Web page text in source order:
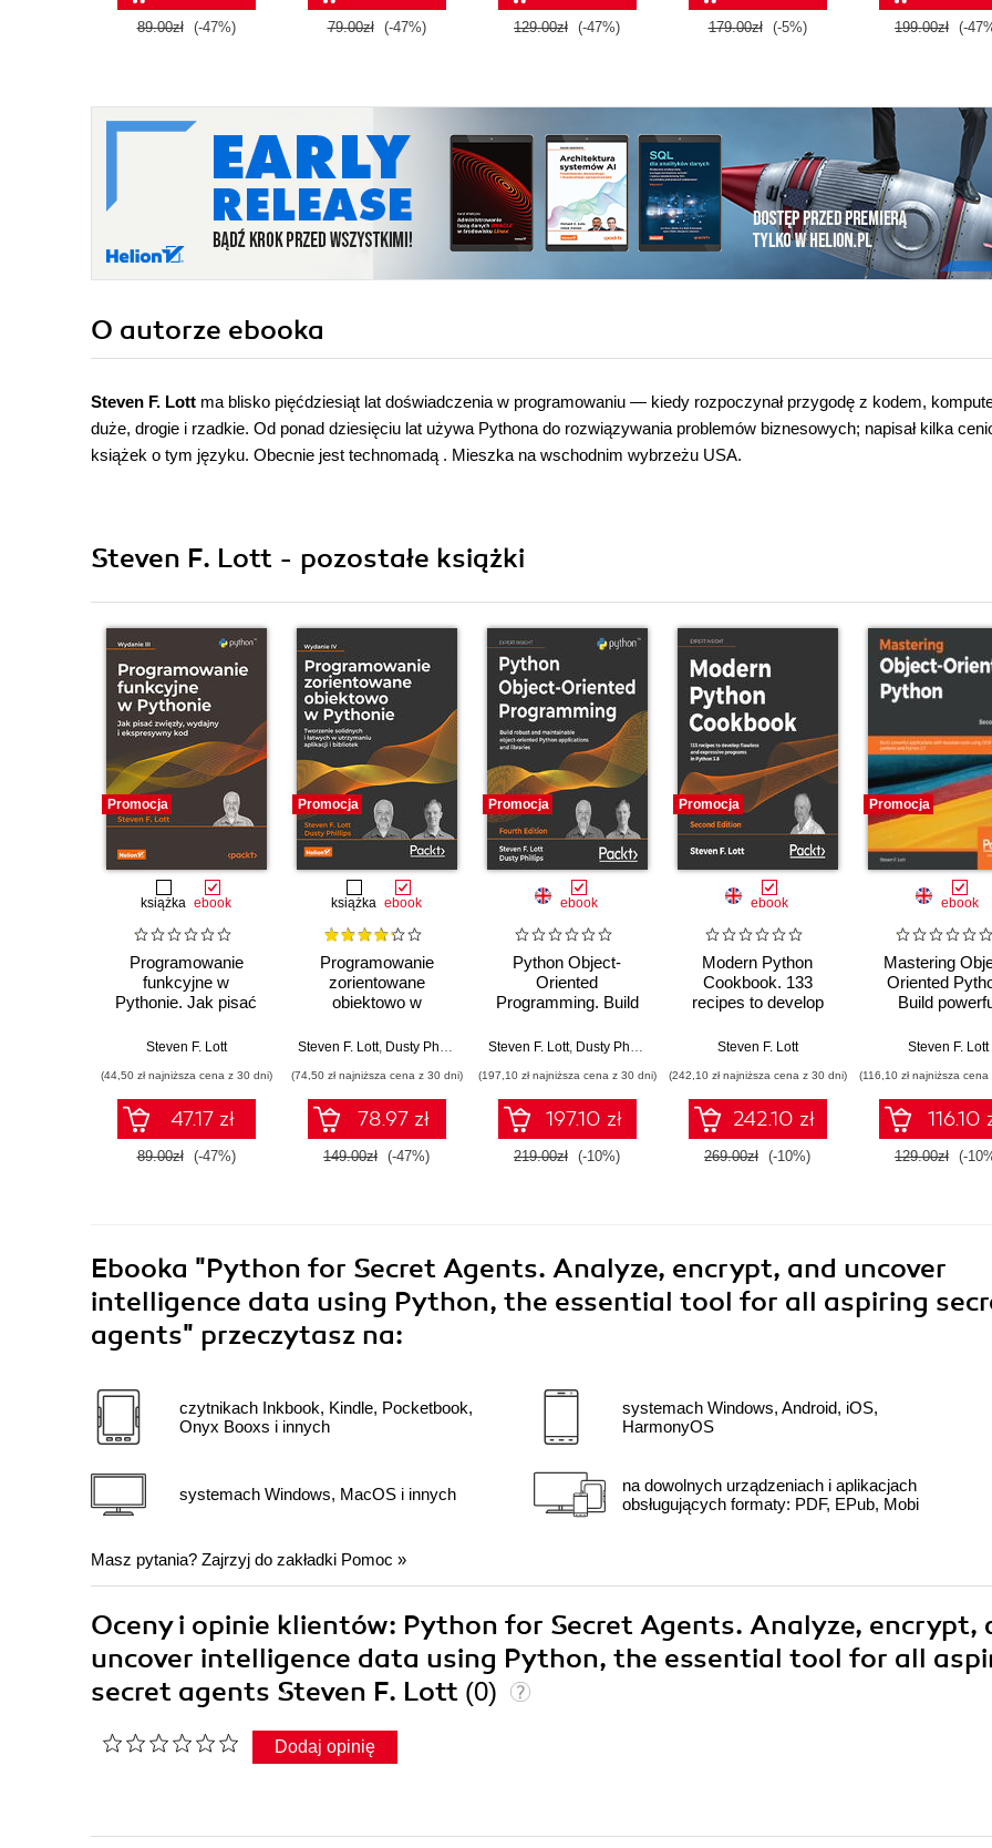
89.00zł (-47%) 79.00zł (-47%) 129.00zł (-47%) 179.00zł (-5%) 199.00zł (-
O autorze ebooka
Steven F. Lott ma blisko pięćdziesiąt lat doświadczenia w programowaniu — kiedy rozpoczynał przygodę z kodem,
duże, drogie i rzadkie. Od ponad dziesięciu lat używa Pythona do rozwiązywania problemów biznesowych; napisał kilka
książek o tym języku. Obecnie jest technomadą . Mieszka na wschodnim wybrzeżu USA.
Steven F. Lott - pozostałe książki
Promocja
książka ebook
Programowanie
funkcyjne w
Pythonie. Jak pisać
ekspresywny kod.
Steven F. Lott
(44,50 zł najniższa cena z 30 dni)
47.17 zł
89.00zł (-47%)
Promocja
książka ebook
Programowanie
zorientowane
obiektowo w
solidnych i łatwych w
bibliotek. Wydanie IV
Steven F. Lott, Dusty Phillips
(74,50 zł najniższa cena z 30 dni)
78.97 zł
149.00zł (-47%)
Promocja
ebook
Python Object-
Oriented
Programming. Build
maintainable object-
applications and
libraries - Fourth
Edition
Steven F. Lott, Dusty Phillips
(197,10 zł najniższa cena z 30 dni)
197.10 zł
219.00zł (-10%)
Promocja
ebook
Modern Python
Cookbook. 133
recipes to develop
expressive programs
Second Edition
Steven F. Lott
(242,10 zł najniższa cena z 30 dni)
242.10 zł
269.00zł (-10%)
Promocja
ebook
Mastering
Oriented
Build
reusable code
and Python
Second
Steven F. Lott
(116,10 zł najniższa
116.10
129.00zł (-
Ebooka "Python for Secret Agents. Analyze, encrypt, and uncover
intelligence data using Python, the essential tool for all aspiring
agents" przeczytasz na:
czytnikach Inkbook, Kindle, Pocketbook,
Onyx Booxs i innych
systemach Windows, MacOS i innych
systemach Windows, Android, iOS,
HarmonyOS
na dowolnych urządzeniach i aplikacjach
obsługujących formaty: PDF, EPub, Mobi
Masz pytania? Zajrzyj do zakładki Pomoc »
Oceny i opinie klientów: Python for Secret Agents. Analyze, encrypt,
uncover intelligence data using Python, the essential tool for all
secret agents Steven F. Lott (0)
Dodaj opinię